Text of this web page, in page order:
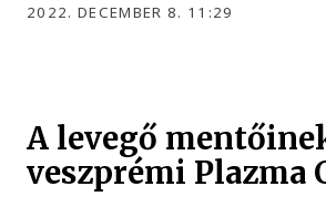
2022. DECEMBER 8. 11:29
A levegő
veszprémi Plazma